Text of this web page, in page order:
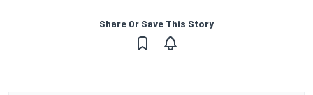
Share Or Save This Story